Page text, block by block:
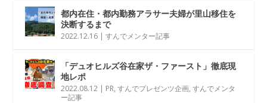
都内在住・都内勤務アラサー夫婦が里山移住を
決断するまで
2022.12.16 |すんでメンター記事
「デュオヒルズ谷在家ザ・ファースト」徹底現
地レポ
2022.08.12 | PR,すんでプレゼンツ企画,すんでメンタ
ー記事